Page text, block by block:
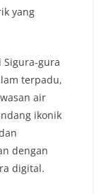
yang
Sigura-gura
terpadu,
air
ikonik
dengan
digital.